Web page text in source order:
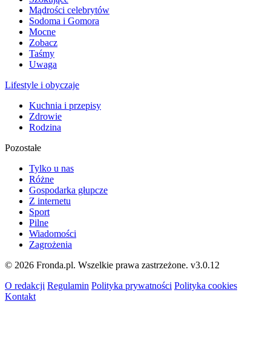
Mądrości celebrytów
Sodoma i Gomora
Mocne
Zobacz
Taśmy
Uwaga
Lifestyle i obyczaje
Kuchnia i przepisy
Zdrowie
Rodzina
Pozostałe
Tylko u nas
Różne
Gospodarka głupcze
Z internetu
Sport
Pilne
Wiadomości
Zagrożenia
© 2026 Fronda.pl. Wszelkie prawa zastrzeżone. v3.0.12
O redakcji Regulamin Polityka prywatności Polityka cookies
Kontakt